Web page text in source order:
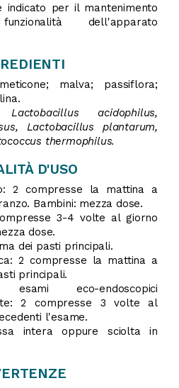
indicato per il mantenimento
dell'apparato
malva; passiflora;
Lactobacillus acidophilus,
Lactobacillus plantarum,
thermophilus.
D'USO
2 compresse la mattina a
Bambini: mezza dose.
3-4 volte al giorno
dose.
dei pasti principali.
2 compresse la mattina a
principali.
eco-endoscopici
2 compresse 3 volte al
l'esame.
intera oppure sciolta in